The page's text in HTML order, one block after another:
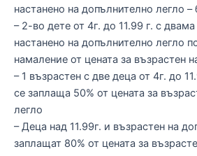
настанено на допълнително легло –
– 2-во дете от 4г. до 11.99 г. с
настанено на допълнително легло
намаление от цената за възрастен
– 1 възрастен с две деца от 4г. до
се заплаща 50% от цената за
легло
– Деца над 11.99г. и възрастен на
заплащат 80% от цената за